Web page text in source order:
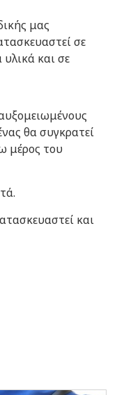
μας
σε
και σε
θα συγκρατεί
μέρος του
και